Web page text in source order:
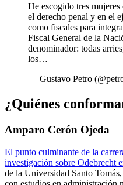
He escogido tres
el derecho penal y en el
como fiscales para
Fiscal General de la
denominador: todas
los…
— Gustavo Petro
¿Quiénes
Amparo Cerón Ojeda
El punto culminante de la
investigación sobre Odebrecht
de la Universidad Santo